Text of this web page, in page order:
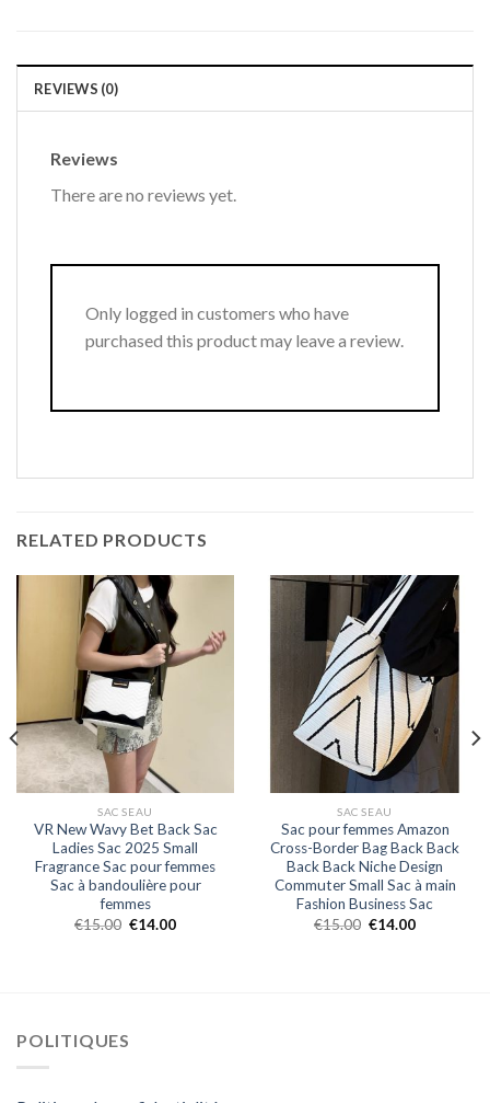
REVIEWS (0)
Reviews
There are no reviews yet.
Only logged in customers who have
purchased this product may leave a review.
RELATED PRODUCTS
SAC SEAU
VR New Wavy Bet Back Sac
Ladies Sac 2025 Small
Fragrance Sac pour femmes
Sac à bandoulière pour
femmes
€15.00 €14.00
SAC SEAU
Sac pour femmes Amazon
Cross-Border Bag Back Back
Back Back Niche Design
Commuter Small Sac à main
Fashion Business Sac
€15.00 €14.00
POLITIQUES